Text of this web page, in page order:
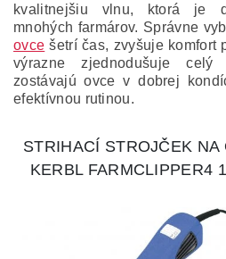
kvalitnejšiu vlnu, ktorá je
mnohých farmárov. Správne
ovce šetrí čas, zvyšuje komfort
výrazne zjednodušuje
zostávajú ovce v dobrej
efektívnou rutinou.